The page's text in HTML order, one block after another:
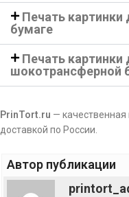
Печать картинки
бумаге
Печать картинки
шокотрансферной
PrinTort.ru —
доставкой по России.
Автор публикации